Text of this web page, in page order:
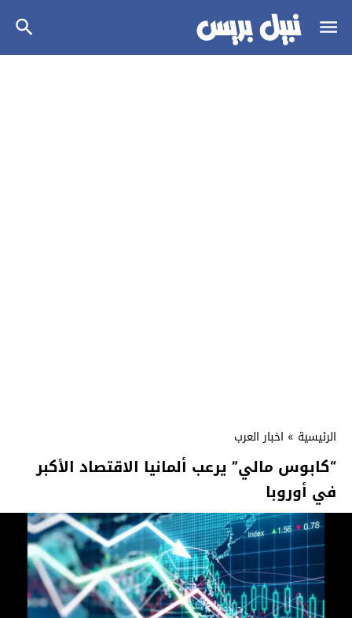
الرئيسية » اخبار العرب
“كابوس مالي” يرعب ألمانيا الاقتصاد الأكبر
في أوروبا